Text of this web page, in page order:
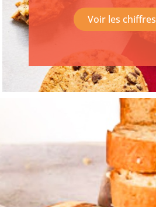
Voir les